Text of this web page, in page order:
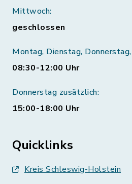
Mittwoch:
geschlossen
Montag, Dienstag,
08:30-12:00 Uhr
Donnerstag zusätzlich:
15:00-18:00 Uhr
Quicklinks
Kreis Schleswig-Holstein